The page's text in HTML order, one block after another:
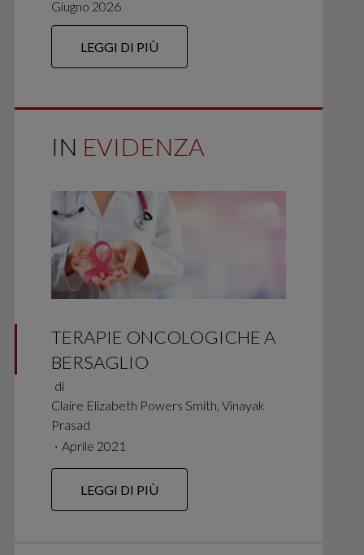
Giugno 2026
LEGGI DI PIÙ
IN EVIDENZA
TERAPIE ONCOLOGICHE A
BERSAGLIO
di
Claire Elizabeth Powers Smith, Vinayak
Prasad
∙ Aprile 2021
LEGGI DI PIÙ